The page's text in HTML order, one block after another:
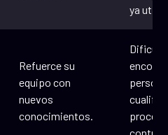
ya
Refuerce su
equipo con
nuevos
conocimientos.